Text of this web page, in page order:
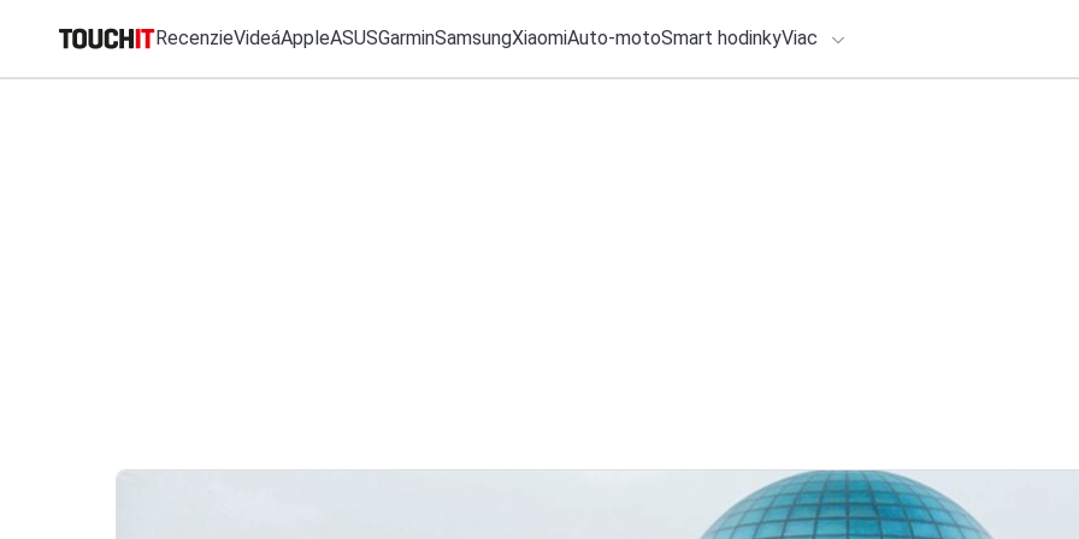
RecenzieVideáAppleASUSGarminSamsungXiaomiAuto-motoSmart hodinkyViac